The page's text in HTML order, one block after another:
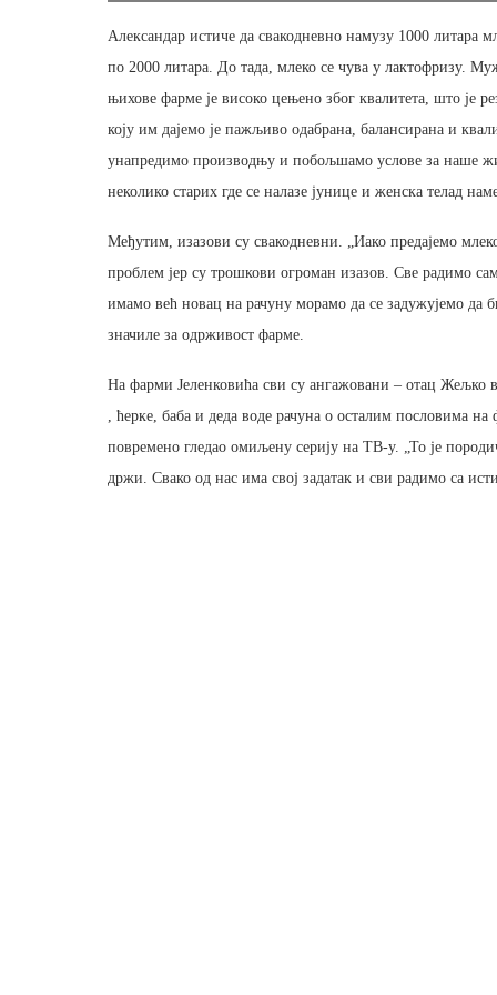
Александар истиче да свакодневно намузу 1000 литара
по 2000 литара. До тада, млеко се чува у лактофризу.
њихове фарме је високо цењено због квалитета, што је
коју им дајемо је пажљиво одабрана, балансирана и
унапредимо производњу и побољшамо услове за наше
неколико старих где се налазе јунице и женска телад
Међутим, изазови су свакодневни. „Иако предајемо
проблем јер су трошкови огроман изазов. Све радимо
имамо већ новац на рачуну морамо да се задужујемо да
значиле за одрживост фарме.
На фарми Јеленковића сви су ангажовани – отац Жељко
, ћерке, баба и деда воде рачуна о осталим пословима
повремено гледао омиљену серију на ТВ-у. „То је
држи. Свако од нас има свој задатак и сви радимо са